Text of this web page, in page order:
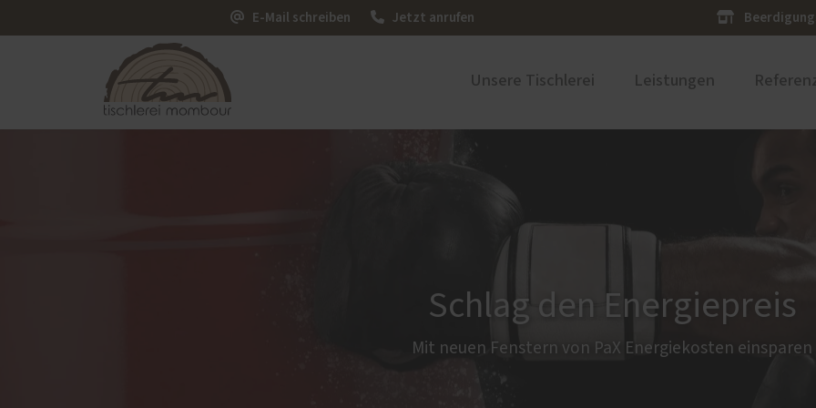
E-Mail schreiben Jetzt anrufen
Unsere Tischlerei Leistungen
Aluminium-Haustüren mit
Einbruchsschutz für
der Ruhr und Umgebung
Schlag den Energiepreis
Mit neuen Fenstern von PaX Energiekosten einsparen